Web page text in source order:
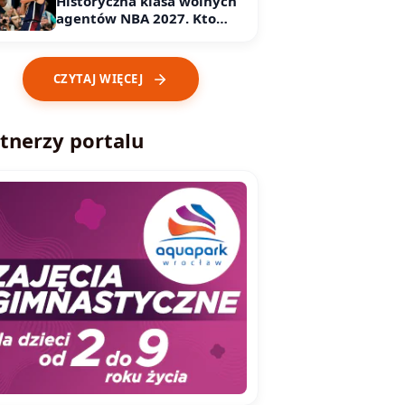
agentów NBA 2027. Kto
CZYTAJ WIĘCEJ
portalu